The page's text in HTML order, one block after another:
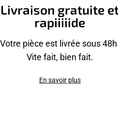
Livraison gratuite
rapiiiiide
Votre pièce est livrée sous
Vite fait, bien fait.
En savoir plus